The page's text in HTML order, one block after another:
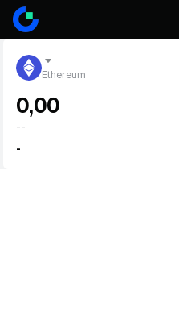
Ethereum
0,00
--
-